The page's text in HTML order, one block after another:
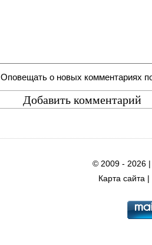
Оповещать о новых комментариях
© 2009 - 2026
Карта сайта